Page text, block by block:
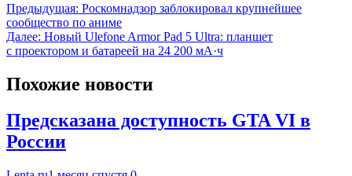
Предыдущая: Роскомнадзор заблокировал крупнейшее
сообщество по аниме
Далее: Новый Ulefone Armor Pad 5 Ultra: планшет
с проектором и батареей на 24 200 мА·ч
Похожие новости
Предсказана доступность GTA VI в
России